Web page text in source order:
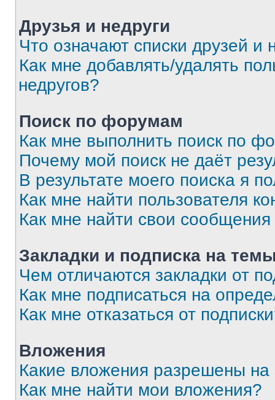
Друзья и недруги
Что означают списки друзей и
Как мне добавлять/удалять
недругов?
Поиск по форумам
Как мне выполнить поиск по
Почему мой поиск не даёт
В результате моего поиска я
Как мне найти пользователя
Как мне найти свои
Закладки и подписка на
Чем отличаются закладки от
Как мне подписаться на
Как мне отказаться от
Вложения
Какие вложения разрешены
Как мне найти мои вложения?